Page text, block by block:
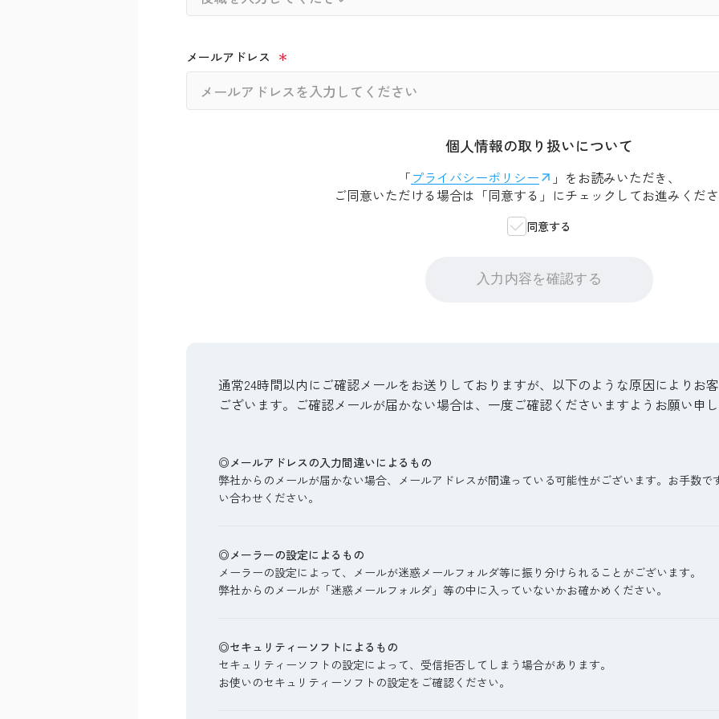
メールアドレス
個人情報の取り扱いについて
「プライバシーポリシー
」をお読みいただき、
ご同意いただける場合は「同意する」にチェックしてお進みくだ
同意する
入力内容を確認する
通常24時間以内にご確認メールをお送りしておりますが、以下のような原因によりお
ございます。ご確認メールが届かない場合は、一度ご確認くださいますようお願い申
◎メールアドレスの入力間違いによるもの
弊社からのメールが届かない場合、メールアドレスが間違っている可能性がございます。お手数で
い合わせください。
◎メーラーの設定によるもの
メーラーの設定によって、メールが迷惑メールフォルダ等に振り分けられることがございます。
弊社からのメールが「迷惑メールフォルダ」等の中に入っていないかお確かめください。
◎セキュリティーソフトによるもの
セキュリティーソフトの設定によって、受信拒否してしまう場合があります。
お使いのセキュリティーソフトの設定をご確認ください。